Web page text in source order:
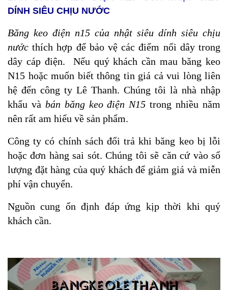
DÍNH SIÊU CHỊU NƯỚC
Băng keo điện n15 của nhật siêu dính siêu chịu
nước thích hợp để bảo vệ các điểm nối dây trong
dây cáp điện. Nếu quý khách cần mau băng keo
N15 hoặc muốn biết thông tin giá cả vui lòng liên
hệ đến công ty Lê Thanh. Chúng tôi là nhà nhập
khẩu và bán băng keo điện N15 trong nhiều năm
nên rất am hiểu về sản phẩm.
Công ty có chính sách đổi trả khi băng keo bị lỗi
hoặc đơn hàng sai sót. Chúng tôi sẽ căn cứ vào số
lượng đặt hàng của quý khách để giảm giá và miễn
phí vận chuyển.
Nguồn cung ổn định đáp ứng kịp thời khi quý
khách cần.